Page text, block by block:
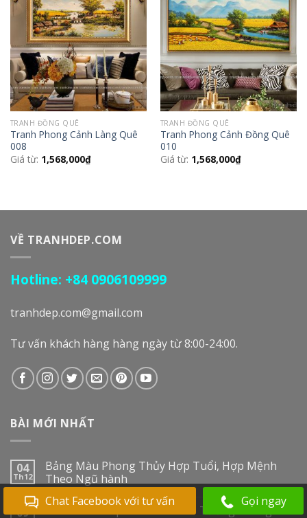
Add to
Wishlist
TRANH ĐỒNG QUÊ
Tranh Phong Cảnh Làng Quê
008
Giá từ: 1,568,000₫
Add to
Wishlist
TRANH ĐỒNG QUÊ
Tranh Phong Cảnh Đồng Quê
010
Giá từ: 1,568,000₫
VỀ TRANHDEP.COM
Hotline: +84 0906109999
tranhdep.com@gmail.com
Tư vấn khách hàng hàng ngày từ 8:00-24:00.
BÀI MỚI NHẤT
04
Th12
Bảng Màu Phong Thủy Hợp Tuổi, Hợp Mệnh
Theo Ngũ hành
09
Tranh Cá Chép Hoa Sen Treo Tường Phòng
Chat Facebook với tư vấn Gọi ngay